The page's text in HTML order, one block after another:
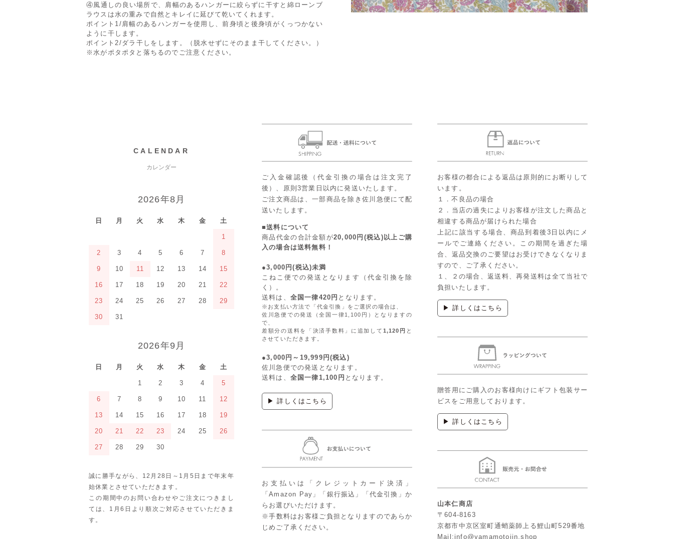
④風通しの良い場所で、肩幅のあるハンガーに絞らずに干すと綿ローンブ
ラウスは水の重みで自然とキレイに延びて乾いてくれます。
ポイント1/肩幅のあるハンガーを使用し、前身頃と後身頃がくっつかない
ように干します。
ポイント2/ダラ干しをします。（脱水せずにそのまま干してください。）
※水がポタポタと落ちるのでご注意ください。
CALENDAR
カレンダー
2026年8月
日 月 火 水 木 金 土
1
2 3 4 5 6 7 8
9 10 11 12 13 14 15
16 17 18 19 20 21 22
23 24 25 26 27 28 29
30 31
2026年9月
日 月 火 水 木 金 土
1 2 3 4 5
6 7 8 9 10 11 12
13 14 15 16 17 18 19
20 21 22 23 24 25 26
27 28 29 30
誠に勝手ながら、12月28日～1月5日まで年末年
始休業とさせていただきます。
この期間中のお問い合わせやご注文につきまし
ては、1月6日より順次ご対応させていただきま
す。
ご入金確認後（代金引換の場合は注文完了
後）、原則3営業日以内に発送いたします。
ご注文商品は、一部商品を除き佐川急便にて配
送いたします。
■送料について
商品代金の合計金額が20,000円(税込)以上ご購
入の場合は送料無料！
●3,000円(税込)未満
こねこ便での発送となります（代金引換を除
く）。
送料は、 全国一律420円 となります。
※お支払い方法で「代金引換」をご選択の場合は、
佐川急便での発送（全国一律1,100円）となりますの
で、
差額分の送料を「決済手数料」に追加して 1,120円 と
させていただきます。
●3,000円～19,999円(税込)
佐川急便での発送となります。
送料は、 全国一律1,100円 となります。
▶ 詳しくはこちら
お支払いは「クレジットカード決済」
「Amazon Pay」「銀行振込」「代金引換」か
らお選びいただけます。
※手数料はお客様ご負担となりますのであらか
じめご了承ください。
お客様の都合による返品は原則的にお断りして
います。
１．不良品の場合
２．当店の過失によりお客様が注文した商品と
相違する商品が届けられた場合
上記に該当する場合、商品到着後3日以内にメ
ールでご連絡ください。この期間を過ぎた場
合、返品交換のご要望はお受けできなくなりま
すので、ご了承ください。
１、２の場合、返送料、再発送料は全て当社で
負担いたします。
▶ 詳しくはこちら
贈答用にご購入のお客様向けにギフト包装サー
ビスをご用意しております。
▶ 詳しくはこちら
山本仁商店
〒604-8163
京都市中京区室町通蛸薬師上る鯉山町529番地
Mail:info@yamamotojin.shop